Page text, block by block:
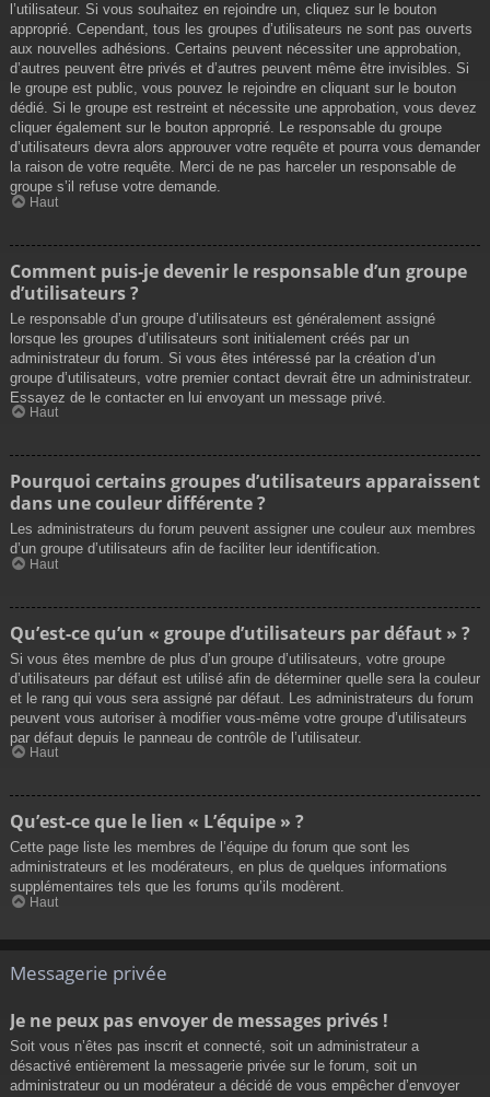
l’utilisateur. Si vous souhaitez en rejoindre un, cliquez sur le bouton
approprié. Cependant, tous les groupes d’utilisateurs ne sont pas ouverts
aux nouvelles adhésions. Certains peuvent nécessiter une approbation,
d’autres peuvent être privés et d’autres peuvent même être invisibles. Si
le groupe est public, vous pouvez le rejoindre en cliquant sur le bouton
dédié. Si le groupe est restreint et nécessite une approbation, vous devez
cliquer également sur le bouton approprié. Le responsable du groupe
d’utilisateurs devra alors approuver votre requête et pourra vous demander
la raison de votre requête. Merci de ne pas harceler un responsable de
groupe s’il refuse votre demande.
Haut
Comment puis-je devenir le responsable d’un groupe
d’utilisateurs ?
Le responsable d’un groupe d’utilisateurs est généralement assigné
lorsque les groupes d’utilisateurs sont initialement créés par un
administrateur du forum. Si vous êtes intéressé par la création d’un
groupe d’utilisateurs, votre premier contact devrait être un administrateur.
Essayez de le contacter en lui envoyant un message privé.
Haut
Pourquoi certains groupes d’utilisateurs apparaissent
dans une couleur différente ?
Les administrateurs du forum peuvent assigner une couleur aux membres
d’un groupe d’utilisateurs afin de faciliter leur identification.
Haut
Qu’est-ce qu’un « groupe d’utilisateurs par défaut » ?
Si vous êtes membre de plus d’un groupe d’utilisateurs, votre groupe
d’utilisateurs par défaut est utilisé afin de déterminer quelle sera la couleur
et le rang qui vous sera assigné par défaut. Les administrateurs du forum
peuvent vous autoriser à modifier vous-même votre groupe d’utilisateurs
par défaut depuis le panneau de contrôle de l’utilisateur.
Haut
Qu’est-ce que le lien « L’équipe » ?
Cette page liste les membres de l’équipe du forum que sont les
administrateurs et les modérateurs, en plus de quelques informations
supplémentaires tels que les forums qu’ils modèrent.
Haut
Messagerie privée
Je ne peux pas envoyer de messages privés !
Soit vous n’êtes pas inscrit et connecté, soit un administrateur a
désactivé entièrement la messagerie privée sur le forum, soit un
administrateur ou un modérateur a décidé de vous empêcher d’envoyer